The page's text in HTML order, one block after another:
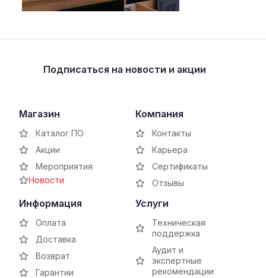
Подписаться на новости и акции
Магазин
Каталог ПО
Акции
Мероприятия
Новости
Компания
Контакты
Карьера
Сертификаты
Отзывы
Информация
Оплата
Доставка
Возврат
Гарантии
Услуги
Техническая
поддержка
Аудит и
экспертные
рекомендации